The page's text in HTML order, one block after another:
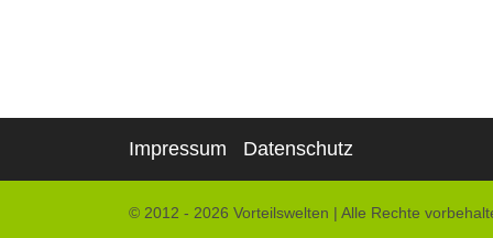
Impressum Datenschutz
© 2012 - 2026 Vorteilswelten | Alle Rechte